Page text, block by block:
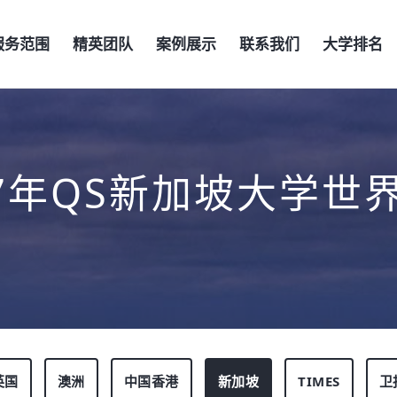
务范围 精英团队 案例展示 联系我们 大学排名
QS新加坡大学世
国 澳洲 中国香港 新加坡 TIMES 卫